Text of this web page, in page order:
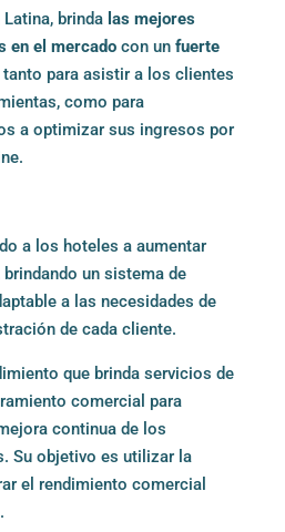
brinda las mejores
en el mercado con un fuerte
tanto para asistir a los clientes
como para
a optimizar sus ingresos por
a los hoteles a aumentar
un sistema de
a las necesidades de
de cada cliente.
que brinda servicios de
comercial para
continua de los
Su objetivo es utilizar la
el rendimiento comercial